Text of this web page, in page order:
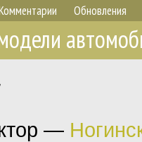
Обновления
—